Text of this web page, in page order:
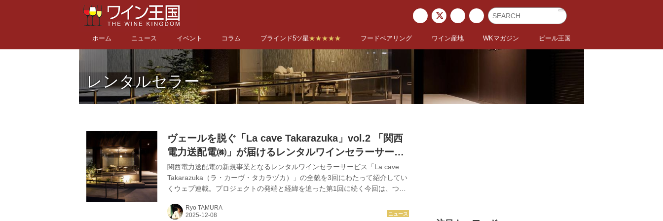
ホーム ニュース イベント コラム ブラインド5ツ星★★★★★ フードペアリング ワイン産地 WKマガジン ビール王国
レンタルセラー
ヴェールを脱ぐ「La cave Takarazuka」vol.2 「関西
電力送配電㈱」が届けるレンタルワインセラーサービ
ス 「La cave Takarazuka」全容を公開！
関西電力送配電の新規事業となるレンタルワインセラーサービス「La cave
Takarazuka（ラ・カーヴ・タカラヅカ）」の全貌を3回にわたって紹介してい
くウェブ連載。プロジェクトの発端と経緯を追った第1回に続く今回は、つい
開！プロジェクトチームの3人に実際にセラーを案内いただきながら、施設の
Ryo TAMURA